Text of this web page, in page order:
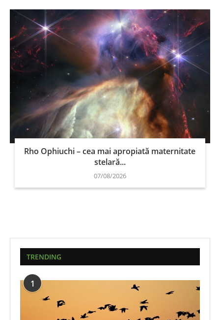
Rho Ophiuchi – cea mai apropiată maternitate
stelară...
07/08/2026
TRENDING
1